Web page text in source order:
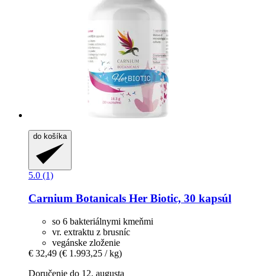
do košíka
5.0 (1)
Carnium Botanicals Her Biotic, 30 kapsúl
so 6 bakteriálnymi kmeňmi
vr. extraktu z brusníc
vegánske zloženie
€ 32,49 (€ 1.993,25 / kg)
Doručenie do 12. augusta